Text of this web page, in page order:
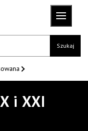
Szukaj
i XXI